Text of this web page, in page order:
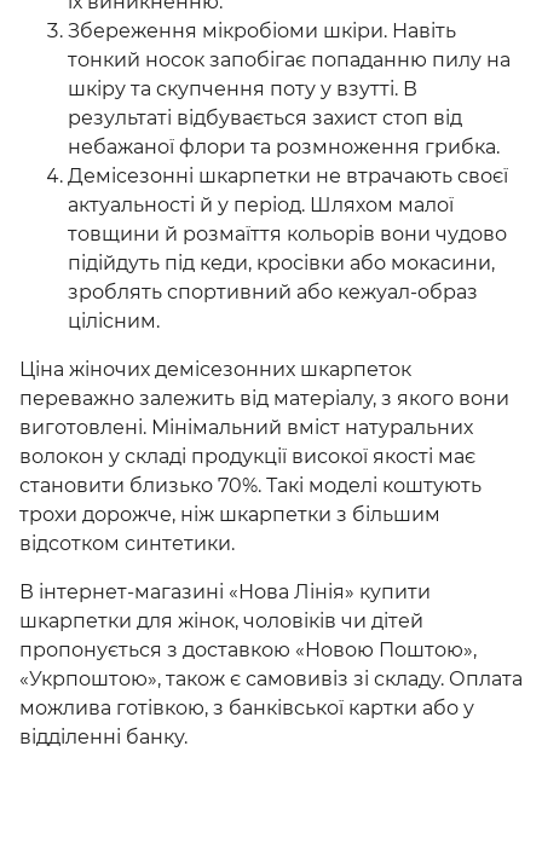
Збереження мікробіоми шкіри. Навіть
тонкий носок запобігає попаданню пилу на
шкіру та скупчення поту у взутті. В
результаті відбувається захист стоп від
небажаної флори та розмноження грибка.
Демісезонні шкарпетки не втрачають своєї
актуальності й у період. Шляхом малої
товщини й розмаїття кольорів вони чудово
підійдуть під кеди, кросівки або мокасини,
зроблять спортивний або кежуал-образ
цілісним.
Ціна жіночих демісезонних шкарпеток
переважно залежить від матеріалу, з якого вони
виготовлені. Мінімальний вміст натуральних
волокон у складі продукції високої якості має
становити близько 70%. Такі моделі коштують
трохи дорожче, ніж шкарпетки з більшим
відсотком синтетики.
В інтернет-магазині «Нова Лінія» купити
шкарпетки для жінок, чоловіків чи дітей
пропонується з доставкою «Новою Поштою»,
«Укрпоштою», також є самовивіз зі складу. Оплата
можлива готівкою, з банківської картки або у
відділенні банку.